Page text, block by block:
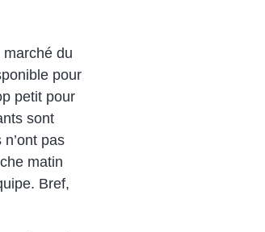
du
pour
petit pour
sont
pas
matin
Bref,